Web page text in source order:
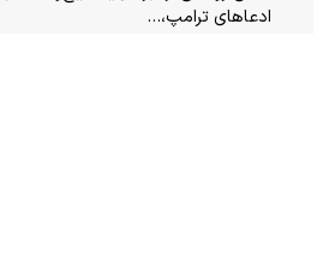
ادعاهای ترامپ،…